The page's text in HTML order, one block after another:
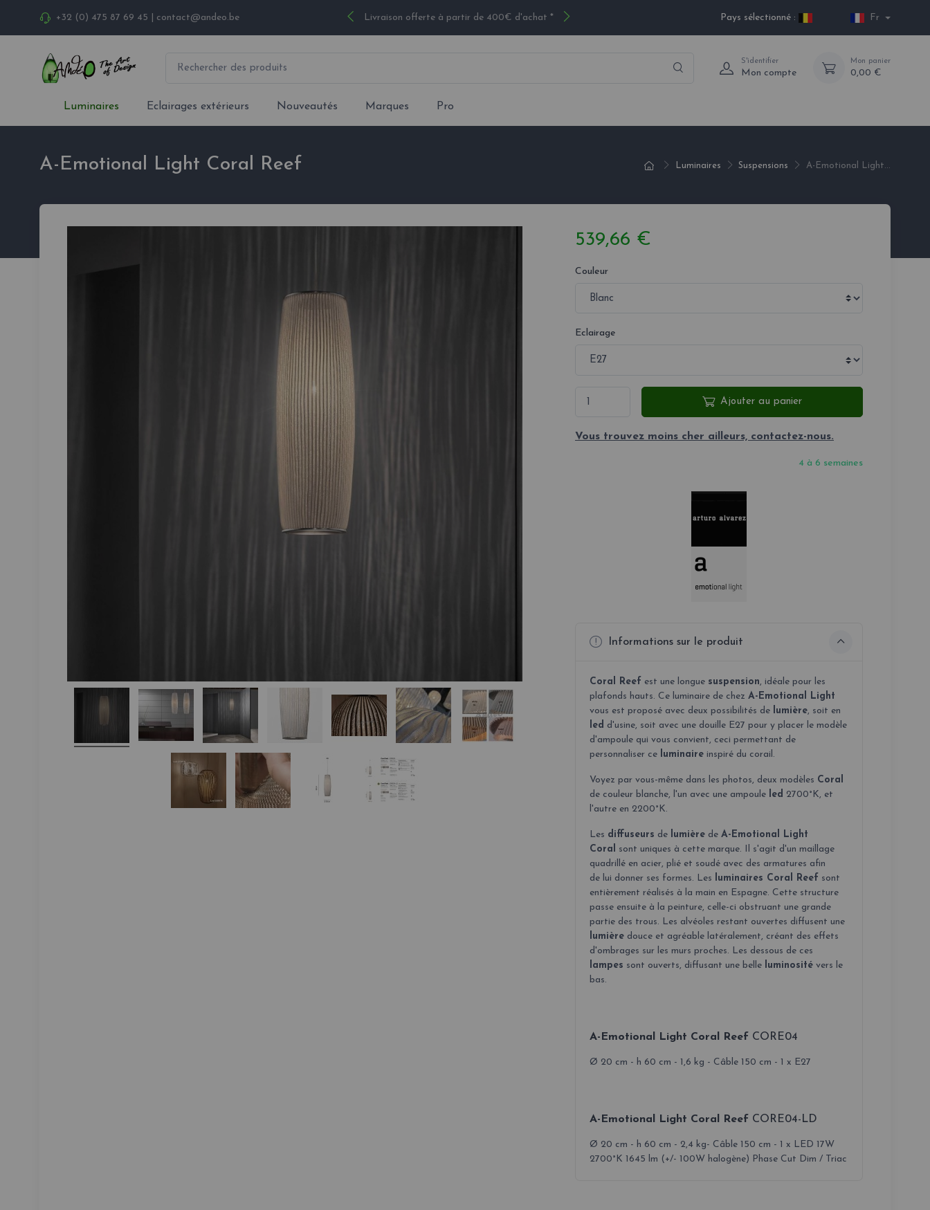
+32 (0) 475 87 69 45 contact@andeo.be Livraison offerte à partir de 400€ d'achat * Pays sélectionné : Fr
S'identifier
Mon compte
Mon panier
0,00 €
Luminaires Eclairages extérieurs Nouveautés Marques Pro
Luminaires Suspensions A-Emotional Light...
A-Emotional Light Coral Reef
539,66 €
Couleur
Eclairage
Ajouter au panier
Vous trouvez moins cher ailleurs, contactez-nous.
4 à 6 semaines
Informations sur le produit
Coral Reef est une longue suspension, idéale pour les
plafonds hauts. Ce luminaire de chez A-Emotional Light
vous est proposé avec deux possibilités de lumière, soit en
led d'usine, soit avec une douille E27 pour y placer le modèle
d'ampoule qui vous convient, ceci permettant de
personnaliser ce luminaireinspiré du corail.
Voyez par vous-même dans les photos, deux modèles Coral
de couleur blanche, l'un avec une ampoule led 2700°K, et
l'autre en 2200°K.
Les diffuseurs de lumièrede A-Emotional Light
Coral sont uniques à cette marque. Il s'agit d'un maillage
quadrillé en acier, plié et soudé avec des armatures afin
de lui donner ses formes. Les luminaires Coral Reef sont
entièrement réalisés à la main en Espagne. Cette structure
passe ensuite à la peinture, celle-ci obstruant une grande
partie des trous. Les alvéoles restant ouvertes diffusent une
lumièredouce et agréable latéralement, créant des effets
d'ombrages sur les murs proches. Les dessous de ces
lampes sont ouverts, diffusant une belle luminositévers le
bas.
A-Emotional Light Coral Reef CORE04
Ø 20 cm - h 60 cm - 1,6 kg - Câble 150 cm - 1 x E27
A-Emotional Light Coral Reef CORE04-LD
Ø 20 cm - h 60 cm - 2,4 kg- Câble 150 cm - 1 x LED 17W
2700°K 1645 lm (+/- 100W halogène) Phase Cut Dim / Triac